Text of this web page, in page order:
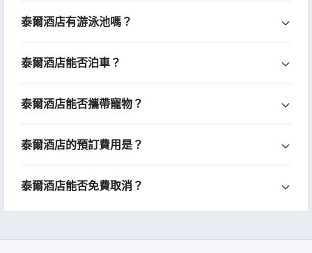
泰爾酒店有游泳池嗎？
泰爾酒店能否泊車？
泰爾酒店能否攜帶寵物？
泰爾酒店的預訂費用是？
泰爾酒店能否免費取消？